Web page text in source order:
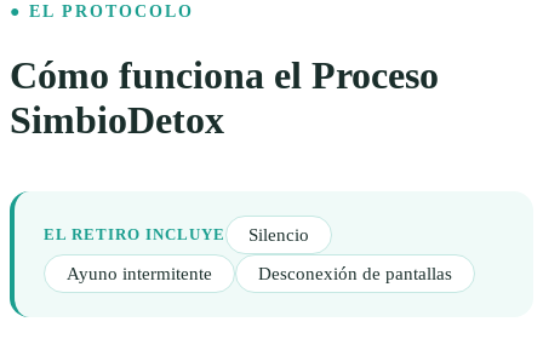
● EL PROTOCOLO
Cómo funciona el Proceso
SimbioDetox
EL RETIRO INCLUYE
Silencio
Ayuno intermitente
Desconexión de pantallas